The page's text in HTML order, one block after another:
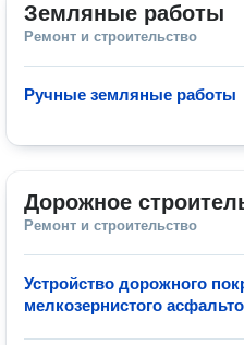
Земляные работы
Ремонт и строительство
Ручные земляные работы
Дорожное
Ремонт и строительство
Устройство дорожного
мелкозернистого